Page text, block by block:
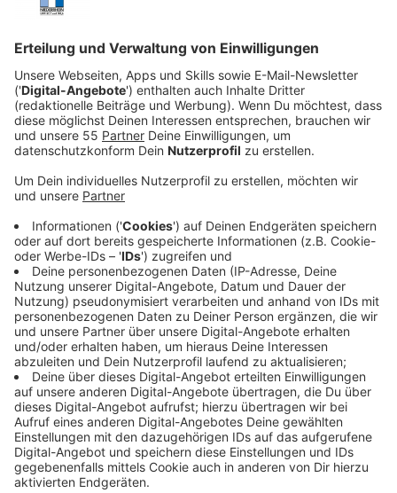
Die nun veröffentlichte Single "Paradise" folgt auf die
gemeinsamen bisherigen internationalen Hits des
Duos. "Hypnotized" und "In the Dark" erschienen
des deutschen Produzenten und Grammy-Gewinners
Purple Disco Machine. Dieses Mal war es Sophie, der,
nachdem sie den Song geschrieben hatte, klar wurde,
dass ihr nur eine Person dabei helfen konnte, das
clubdominierende Potenzial von "Paradise" voll
auszuschöpfen: ihr Freund und künstlerisches Vorbild
Purple Disco Machine, alias Tino Piontek. "Ich habe
diesen Song als klassischen Dancefloor-Hit
geschrieben, um alle in meinem Paradies willkommen
zu heißen", erklärt Sophie die neue Single. "Er ist so
hypnotisch, dass du, von lustvollen Armen auf die
Tanzfläche gezogen, den Text rausschreien musst,
während du Dinge tust, die du später bereuen wirst.
Ich hoffe, dass 'Paradise' den Leuten das Gefühl gibt,
völlig frei und ungehindert zu sein, als ob nichts